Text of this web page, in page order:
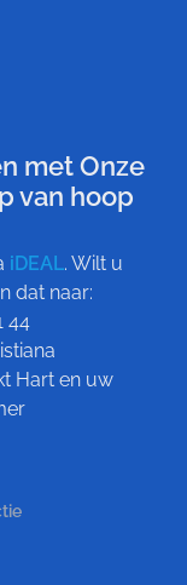
met Onze
van hoop
iDEAL. Wilt u
dat naar:
44
Hart en uw